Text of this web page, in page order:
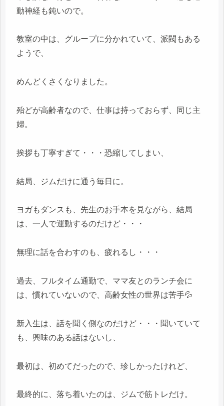
動神経も鈍いので。
教室の中は、グループに分かれていて、派閥もある
ようで、
めんどくさくなりました。
殆どが高齢者なので、仕事は持っておらず、同じ主
婦。
挨拶も丁寧すぎて・・・恐縮してしまい、
結局、ジムだけに通う毎日に。
ヨガもダンスも、先生のお手本を見ながら、結局
は、一人で運動するのだけど・・・
無理に話を合わすのも、疲れるし・・・
過去、フルタイム通勤で、ママ友とのランチ会に
は、慣れていないので、高齢女性の世界は苦手💦
新入生は、話を聞く側なのだけど・・・聞いていて
も、興味のある話はないし、
最初は、初めてだったので、珍しかったけれど、
最終的に、落ち着いたのは、ジムで筋トレだけ。